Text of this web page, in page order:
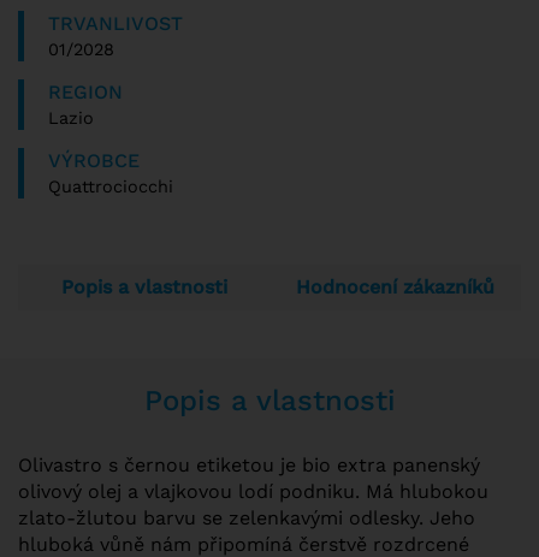
TRVANLIVOST
01/2028
REGION
Lazio
VÝROBCE
Quattrociocchi
Popis a vlastnosti Hodnocení zákazníků
Popis a vlastnosti
Olivastro s černou etiketou je bio extra panenský
olivový olej a vlajkovou lodí podniku. Má hlubokou
zlato-žlutou barvu se zelenkavými odlesky. Jeho
hluboká vůně nám připomíná čerstvě rozdrcené